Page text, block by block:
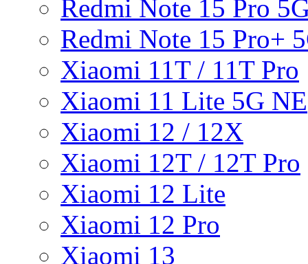
Redmi Note 15 Pro
Redmi Note 15 Pro+
Xiaomi 11T / 11T Pro
Xiaomi 11 Lite 5G NE
Xiaomi 12 / 12X
Xiaomi 12T / 12T Pro
Xiaomi 12 Lite
Xiaomi 12 Pro
Xiaomi 13